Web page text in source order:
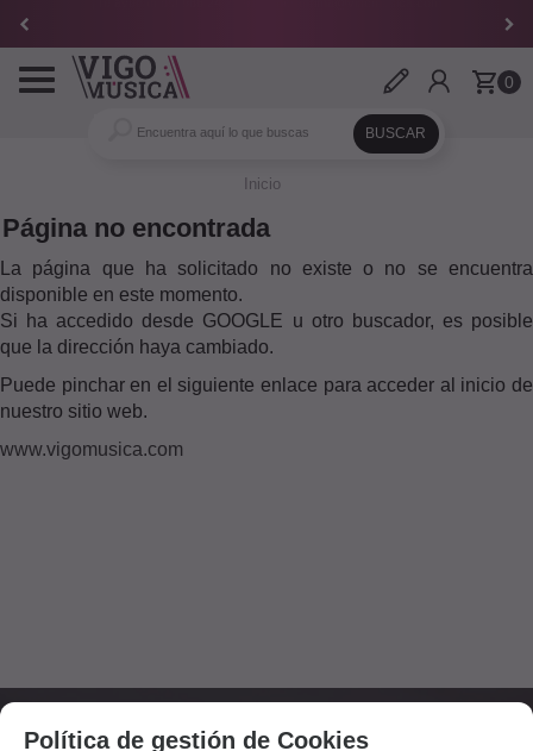
0
Toggle
navigation
Inicio
Página no encontrada
La página que ha solicitado no existe o no se encuentra
disponible en este momento.
Si ha accedido desde GOOGLE u otro buscador, es posible
que la dirección haya cambiado.
Puede pinchar en el siguiente enlace para acceder al inicio de
nuestro sitio web.
www.vigomusica.com
Política de gestión de Cookies